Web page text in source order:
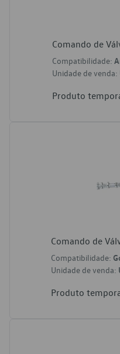
Comando de
Compatibilidade:
Unidade de venda:
Produto
Comando de
Compatibilidade:
Unidade de venda:
Produto